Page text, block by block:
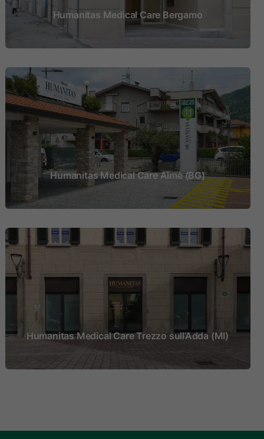
Humanitas Medical Care Bergamo
Humanitas Medical Care Almè (BG)
Humanitas Medical Care Trezzo sull’Adda (MI)